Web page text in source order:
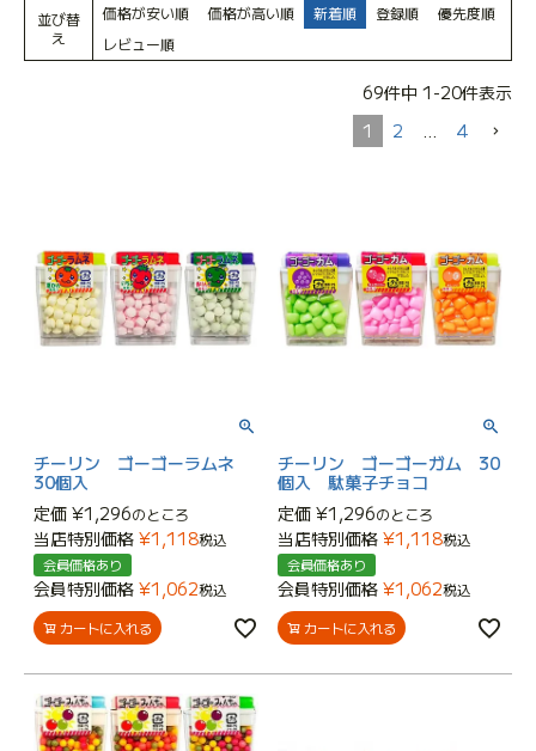
並び替
え
価格が安い順 価格が高い順 新着順 登録順
優先度順
レビュー順
69件中 1 -20件表示
1
2 4
チーリン ゴーゴーラムネ
30個入
定価 ¥1,296のところ
当店特別価格 ¥1,118税込
会員価格あり
会員特別価格 ¥1,062税込
カートに入れる
チーリン ゴーゴーガム 30
個入 駄菓子チョコ
定価 ¥1,296のところ
当店特別価格 ¥1,118税込
会員価格あり
会員特別価格 ¥1,062税込
カートに入れる